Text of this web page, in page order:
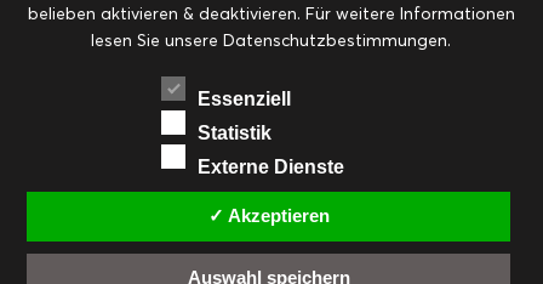
Eingemachtes Ohne Kategorie Ostern Resteküche
RezepteSaisonalSliderStartseite
Suppen, Salate & Vorspeisen
Vorspeisen, Salate & Suppen
Weihnachten Workshops & Events
belieben aktivieren & deaktivieren. Für weitere Informationen
lesen Sie unsere Datenschutzbestimmungen.
Essenziell
Statistik
Externe Dienste
✓ Akzeptieren
Auswahl speichern